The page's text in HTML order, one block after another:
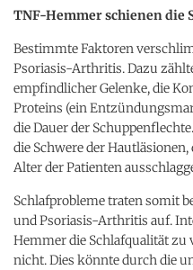
TNF-Hemmer schienen die
Bestimmte Faktoren
Psoriasis-Arthritis. Dazu
empfindlicher Gelenke, die
Proteins (ein
die Dauer der
die Schwere der
Alter der Patienten
Schlafprobleme traten somit
und Psoriasis-Arthritis auf.
Hemmer die Schlafqualität zu
nicht. Dies könnte durch die